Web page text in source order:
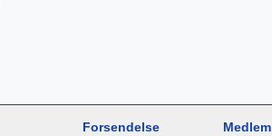
Forsendelse